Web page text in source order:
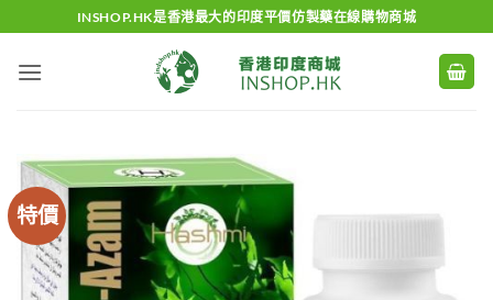
to
content
INSHOP.HK是香港最大的印度平價仿製藥在線購物商城
特價